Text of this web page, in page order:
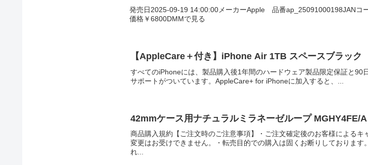
発売日2025-09-19 14:00:00メーカーApple 品番ap_25091000198JANコ
価格￥6800DMMで見る
【AppleCare＋付き】iPhone Air 1TB スペースブラック
すべてのiPhoneには、製品購入後1年間のハードウェア製品限定保証と90
サポートがついています。AppleCare+ for iPhoneに加入すると、...
42mmケース用ナチュラルミラネーゼループ MGHY4FE/A
商品購入規約【ご注文時のご注意事項】・ご注文確定後のお客様によるキ
変更はお受けできません。・転売目的での購入は固くお断りしております
れ...